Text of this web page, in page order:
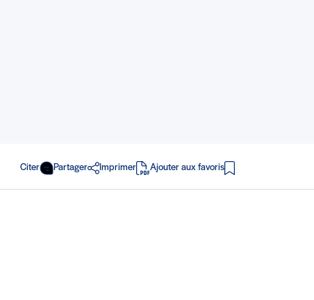
Citer Partager Imprimer
en PDF
Ajouter aux favoris